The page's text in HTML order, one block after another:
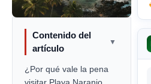
Contenido del
artículo
▼
¿Por qué vale la pena
visitar Playa Naranjo